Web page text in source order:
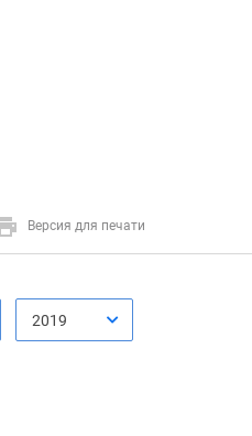
Версия для печати
2019